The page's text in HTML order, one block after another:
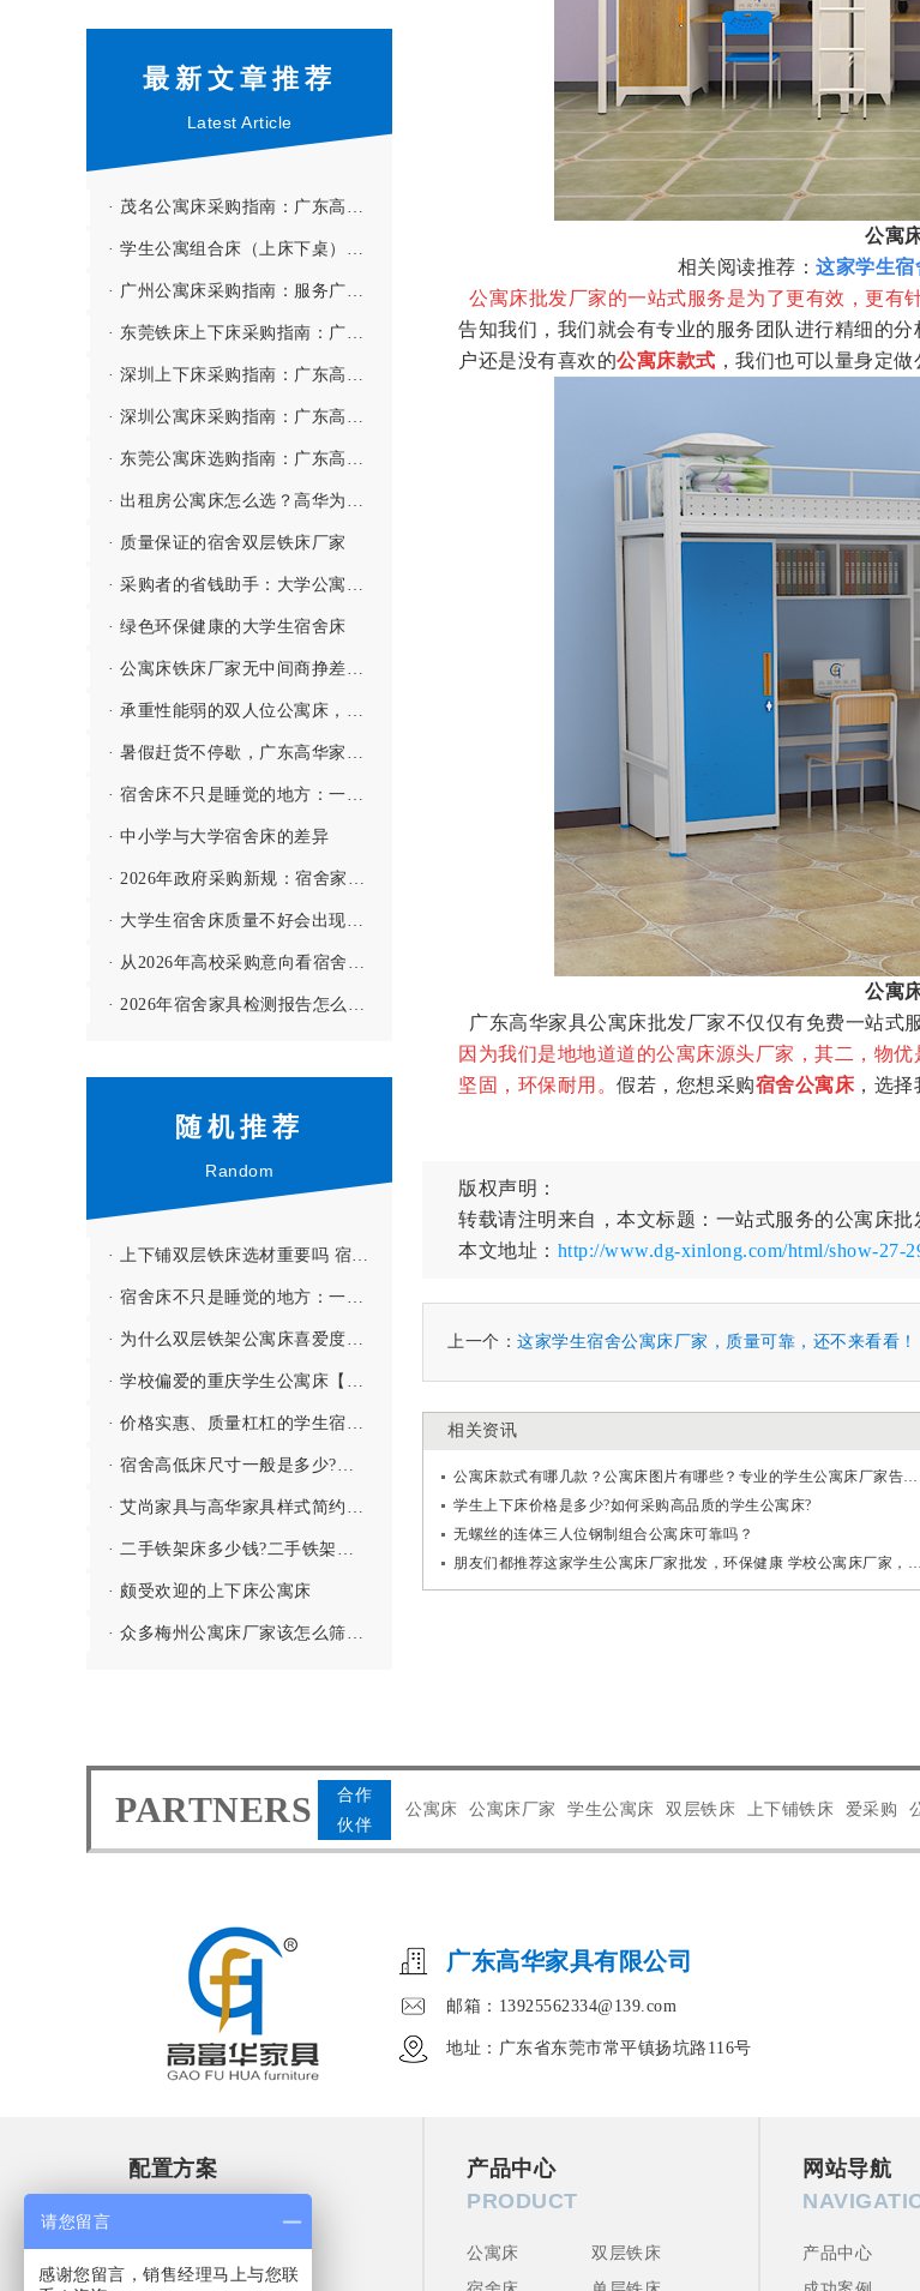
最新文章推荐
Latest Article
· 茂名公寓床采购指南：广东高华家具有限公司——深茂联动、高效服务粤西市场的公寓床源头厂家
· 学生公寓组合床（上床下桌）都有哪些配置？
· 广州公寓床采购指南：服务广州市北培高级中学等全寄宿制学校的公寓床源头厂家
· 东莞铁床上下床采购指南：广东高华家具有限公司——立足家具之都、专注高性价比的上下铁床源头厂家
· 深圳上下床采购指南：广东高华家具有限公司——深莞同城、专注垂直空间利用的宿舍上下床源头厂家
· 深圳公寓床采购指南：广东高华家具有限公司——深莞同城、服务鹏城的公寓床源头厂家
· 东莞公寓床选购指南：广东高华家具有限公司——深耕东莞、服务全国的公寓床源头厂家
· 出租房公寓床怎么选？高华为您打造舒适生活体验！
· 质量保证的宿舍双层铁床厂家
· 采购者的省钱助手：大学公寓床批发厂家
· 绿色环保健康的大学生宿舍床
· 公寓床铁床厂家无中间商挣差价，省事更省心
· 承重性能弱的双人位公寓床，哪敢用啊！
· 暑假赶货不停歇，广东高华家具有限公司全力保障学校宿舍家具供应
· 宿舍床不只是睡觉的地方：一间宿舍的舒适度，往往从一张床开始
· 中小学与大学宿舍床的差异
· 2026年政府采购新规：宿舍家具投标要注意哪些门槛？
· 大学生宿舍床质量不好会出现哪些问题？--【高华家具解答】
· 从2026年高校采购意向看宿舍家具的配置趋势
· 2026年宿舍家具检测报告怎么看？3个细节别忽略
随机推荐
Random
· 上下铺双层铁床选材重要吗 宿舍上下铺铁床的选材要注意哪些方面
· 宿舍床不只是睡觉的地方：一间宿舍的舒适度，往往从一张床开始
· 为什么双层铁架公寓床喜爱度那么高呢？原因：棋高一着【多功能】
· 学校偏爱的重庆学生公寓床【厂家报价】
· 价格实惠、质量杠杠的学生宿舍公寓床厂家
· 宿舍高低床尺寸一般是多少?员工宿舍铁架床的尺寸标准是多少?
· 艾尚家具与高华家具样式简约而不失美观的高低双层铁床
· 二手铁架床多少钱?二手铁架床回收多少钱?
· 颇受欢迎的上下床公寓床
· 众多梅州公寓床厂家该怎么筛选 采购组合式公寓床如何找到优质厂家
公寓
相关阅读推荐： 这家学生宿
公寓床批发厂家的一站式服务是为了更有效，更有
告知我们，我们就会有专业的服务团队进行精细的
户还是没有喜欢的公寓床款式 ，我们也可以量身定
公寓
广东高华家具公寓床批发厂家不仅仅有免费一站式
因为我们是地地道道的公寓床源头厂家，其二，物
坚固，环保耐用。 假若，您想采购宿舍公寓床，选择
版权声明：
转载请注明来自，本文标题：一站式服务的公寓床
本文地址： http://www.dg-xinlong.com/html/show-27-
上一个： 这家学生宿舍公寓床厂家，质量可靠，还不来看看！
相关资讯
公寓床款式有哪几款？公寓床图片有哪些？专业的学生公寓床厂家告诉你
学生上下床价格是多少?如何采购高品质的学生公寓床?
无螺丝的连体三人位钢制组合公寓床可靠吗？
朋友们都推荐这家学生公寓床厂家批发，环保健康 学校公寓床厂家，质量保证！
PARTNERS
合作
伙伴
公寓床 公寓床厂家 学生公寓床 双层铁床 上下铺铁床 爱采购
广东高华家具有限公司
邮箱：13925562334@139.com
地址：广东省东莞市常平镇扬坑路116号
配置方案
SOLUTION
双人间配置方案
产品中心
PRODUCT
公寓床
双层铁床
网站导航
产品中心
请您留言
感谢您留言，销售经理马上与您联